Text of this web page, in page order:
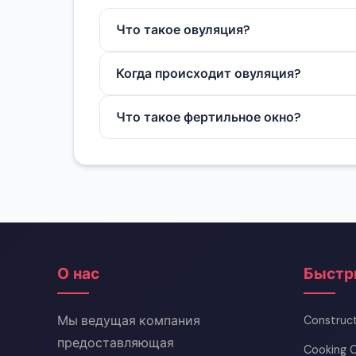
Что такое овуляция?
Когда происходит овуляция?
Что такое фертильное окно?
О нас
Мы ведущая компания
предоставляющая
Cooking